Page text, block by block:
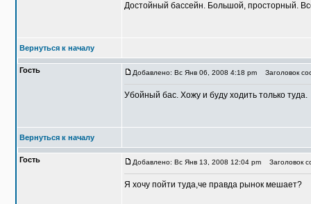
Достойный бассейн. Большой, просторный.
Вернуться к началу
Гость Добавлено: Вс Янв 06, 2008 4:18 pm Заголовок
Убойный бас. Хожу и буду ходить только туда.
Вернуться к началу
Гость Добавлено: Вс Янв 13, 2008 12:04 pm Заголовок
Я хочу пойти туда,че правда рынок мешает?